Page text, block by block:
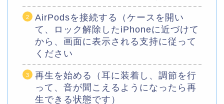
AirPodsを接続する（ケースを開い
て、ロック解除したiPhoneに近づけて
から、画面に表示される支持に従って
ください
再生を始める（耳に装着し、調節を行
って、音が聞こえるようになったら再
生できる状態です）